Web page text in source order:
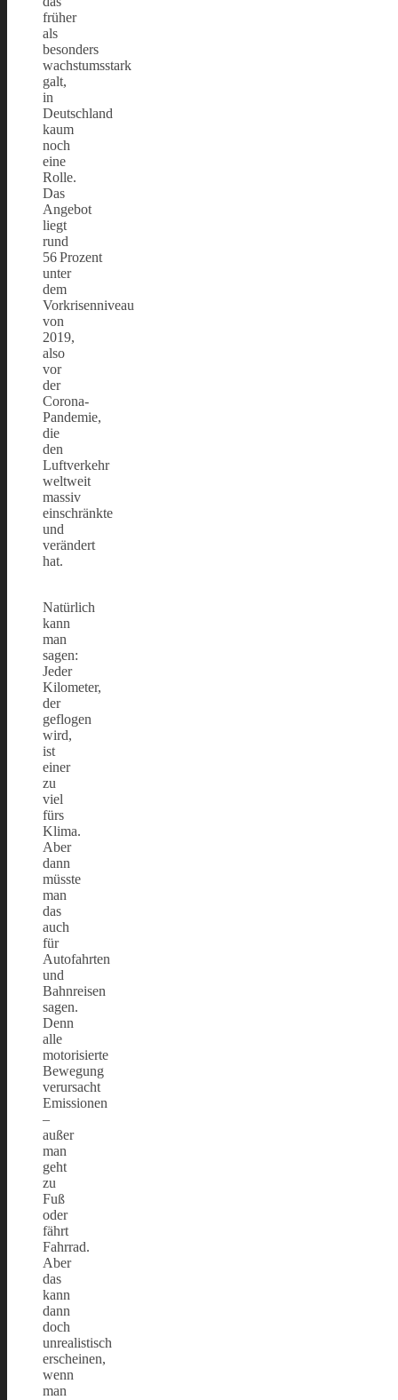
früher
als
besonders
wachstumsstark
galt,
in
Deutschland
kaum
noch
eine
Rolle.
Das
Angebot
liegt
rund
56 Prozent
unter
dem
Vorkrisenniveau
von
2019,
also
vor
der
Corona-
Pandemie,
die
den
Luftverkehr
weltweit
massiv
einschränkte
und
verändert
hat.
Natürlich
kann
man
sagen:
Jeder
Kilometer,
der
geflogen
wird,
ist
einer
zu
viel
fürs
Klima.
Aber
dann
müsste
man
das
auch
für
Autofahrten
und
Bahnreisen
sagen.
Denn
alle
motorisierte
Bewegung
verursacht
Emissionen
–
außer
man
geht
zu
Fuß
oder
fährt
Fahrrad.
Aber
das
kann
dann
doch
unrealistisch
erscheinen,
wenn
man